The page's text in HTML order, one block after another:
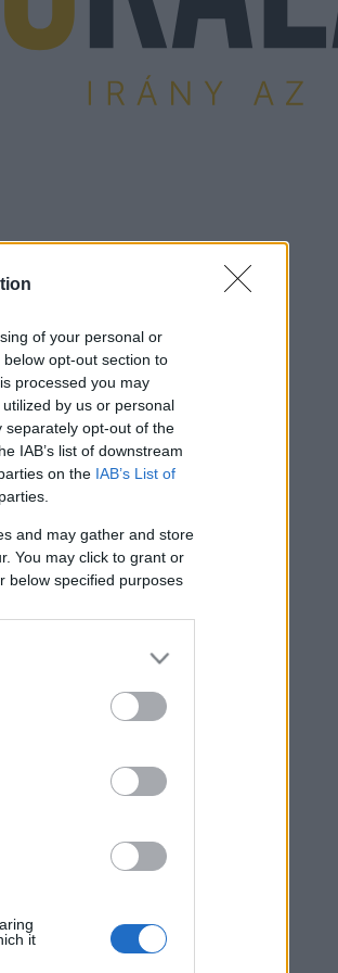
of your personal or
opt-out section to
processed you may
by us or personal
separately opt-out of the
IAB’s list of downstream
on the IAB’s List of
and may gather and store
You may click to grant or
below specified purposes
it